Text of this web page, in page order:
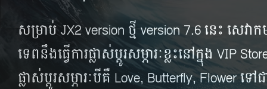
សម្រាប់ ​JX2 version ថ្មី​ version 7.6 នេះ​ សេវា​
ទេព​នឹង​ធ្វើ​ការ​ផ្លាស់​ប្តូរ​សម្ភារៈខ្លះនៅ​ក្នុង​​ VIP
ផ្លាស់​ប្តូរ​សម្ភារៈ​បី​គឺ​ Love, Butterfly, Flower ទៅ